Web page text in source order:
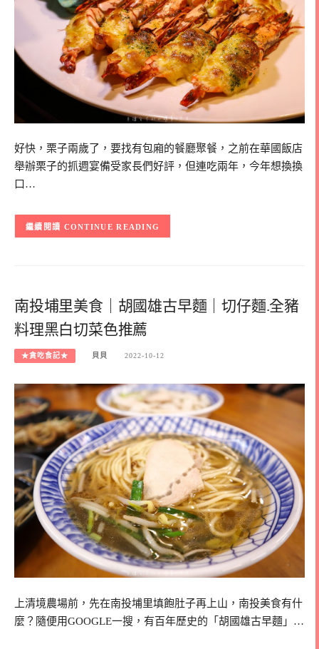
好快，栗子兩歲了，要找有包廂的餐廳聚餐，之前在華國飯店
舉辦栗子的抓週宴備受家長們好評，但連吃兩年，今年想換換
口…
CONTINUE READING
南投埔里美食｜胡國雄古早麵｜切仔麵.全豬
料理黑白切菜色推薦
★貪吃食記★ 貝貝 2022-10-12
上清境農場前，先在南投埔里填飽肚子再上山，南投美食有什
麼？隨便用GOOGLE一搜，有百年歷史的「胡國雄古早麵」…